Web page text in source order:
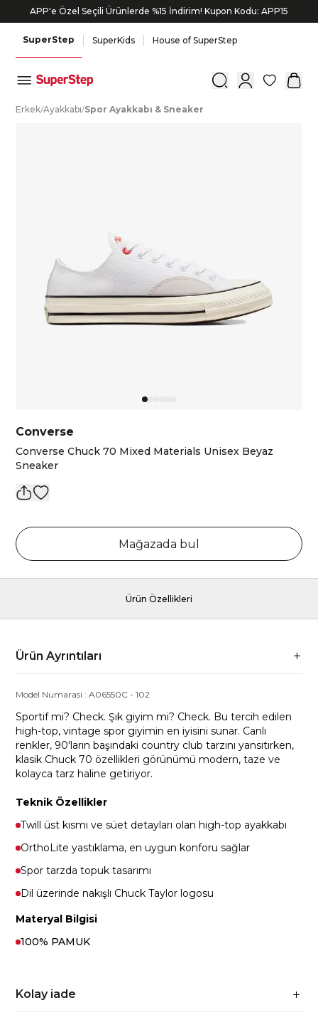
APP'e Özel Seçili Ürünlerde %15 İndirim! Kupon Kodu: APP15
SuperStep SuperKids House of SuperStep
0
Erkek/Ayakkabı/Spor Ayakkabı & Sneaker
Converse
Converse Chuck 70 Mixed Materials Unisex Beyaz
Sneaker
Mağazada bul
Ürün Özellikleri
Ürün Ayrıntıları
Model Numarası :A06550C -102
Sportif mi? Check. Şık giyim mi? Check. Bu tercih edilen
high-top, vintage spor giyimin en iyisini sunar. Canlı
renkler, 90'ların başındaki country club tarzını yansıtırken,
klasik Chuck 70 özellikleri görünümü modern, taze ve
kolayca tarz haline getiriyor.
Teknik Özellikler
Twill üst kısmı ve süet detayları olan high-top ayakkabı
OrthoLite yastıklama, en uygun konforu sağlar
Spor tarzda topuk tasarımı
Dil üzerinde nakışlı Chuck Taylor logosu
Materyal Bilgisi
100% PAMUK
Kolay iade